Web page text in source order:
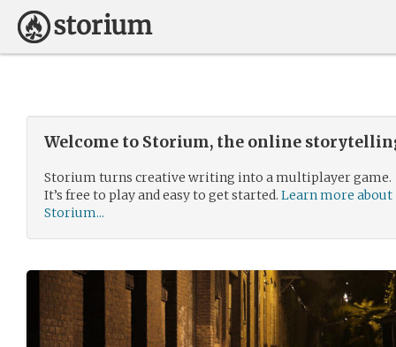
Welcome to Storium, the online
Storium turns creative writing into a multiplayer game.
It’s free to play and easy to get started. Learn more about
Storium...